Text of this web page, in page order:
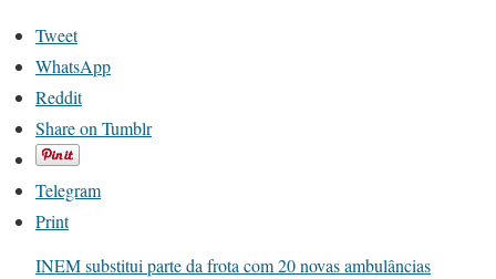
Tweet
WhatsApp
Reddit
Share on Tumblr
Telegram
Print
INEM substitui parte da frota com 20 novas ambulâncias